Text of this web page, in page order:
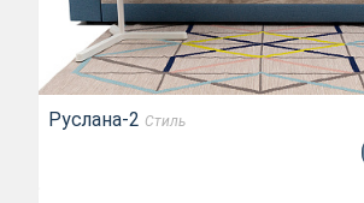
Руслана-2 Стиль